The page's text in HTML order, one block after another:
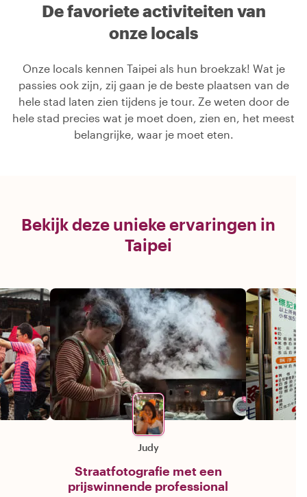
De favoriete activiteiten van
onze locals
Onze locals kennen Taipei als hun broekzak! Wat je
passies ook zijn, zij gaan je de beste plaatsen van de
hele stad laten zien tijdens je tour. Ze weten door de
hele stad precies wat je moet doen, zien en, het meest
belangrijke, waar je moet eten.
Bekijk deze unieke ervaringen in
Taipei
Judy
Straatfotografie met een
prijswinnende professional